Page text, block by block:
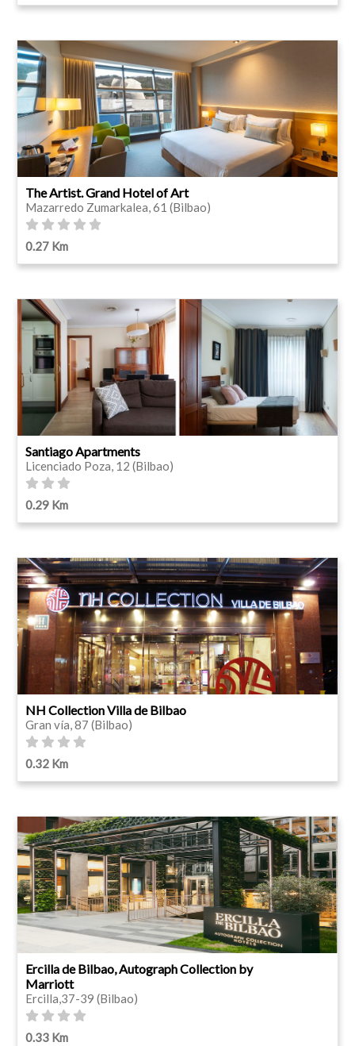
The Artist. Grand Hotel of Art
Mazarredo Zumarkalea, 61 (Bilbao)
0.27 Km
Santiago Apartments
Licenciado Poza, 12 (Bilbao)
0.29 Km
NH Collection Villa de Bilbao
Gran vía, 87 (Bilbao)
0.32 Km
Ercilla de Bilbao, Autograph Collection by
Marriott
Ercilla,37-39 (Bilbao)
0.33 Km